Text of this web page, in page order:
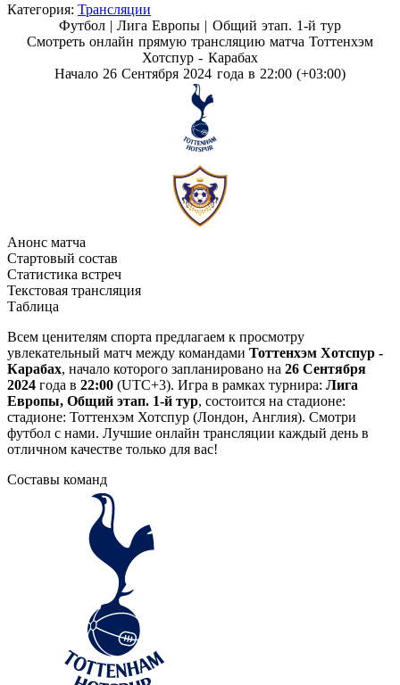
Категория: Трансляции
Футбол | Лига Европы | Общий этап. 1-й тур
Смотреть онлайн прямую трансляцию матча Тоттенхэм
Хотспур - Карабах
Начало 26 Сентября 2024 года в 22:00 (+03:00)
Анонс матча
Стартовый состав
Статистика встреч
Текстовая трансляция
Таблица
Всем ценителям спорта предлагаем к просмотру
увлекательный матч между командами Тоттенхэм Хотспур -
Карабах, начало которого запланировано на 26 Сентября
2024 года в 22:00 (UTC+3). Игра в рамках турнира: Лига
Европы, Общий этап. 1-й тур, состоится на стадионе:
стадионе: Тоттенхэм Хотспур (Лондон, Англия). Смотри
футбол с нами. Лучшие онлайн трансляции каждый день в
отличном качестве только для вас!
Составы команд